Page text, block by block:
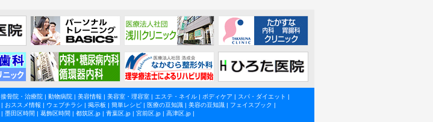
接骨院・治療院| 動物病院| 美容情報 | 美容室・理容室| エステ・ネイル| ボディケア | スパ・ダイエット |
| おススメ情報 | ウェブチラシ | 掲示板 | 簡単レシピ| 医療の豆知識| 美容の豆知識| フェイスブック |
| 墨田区時間 | 葛飾区時間 | 都筑区.jp | 青葉区.jp | 宮前区.jp | 高津区.jp |